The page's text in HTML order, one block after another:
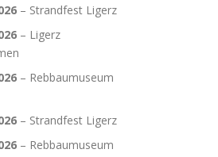
– Strandfest Ligerz
– Ligerz
– Rebbaumuseum
– Strandfest Ligerz
– Rebbaumuseum